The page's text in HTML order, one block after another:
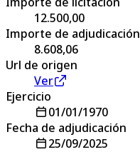
12.500,00
Importe de adjudicación
8.608,06
Url de origen
Ver
Ejercicio
01/01/1970
Fecha de adjudicación
25/09/2025